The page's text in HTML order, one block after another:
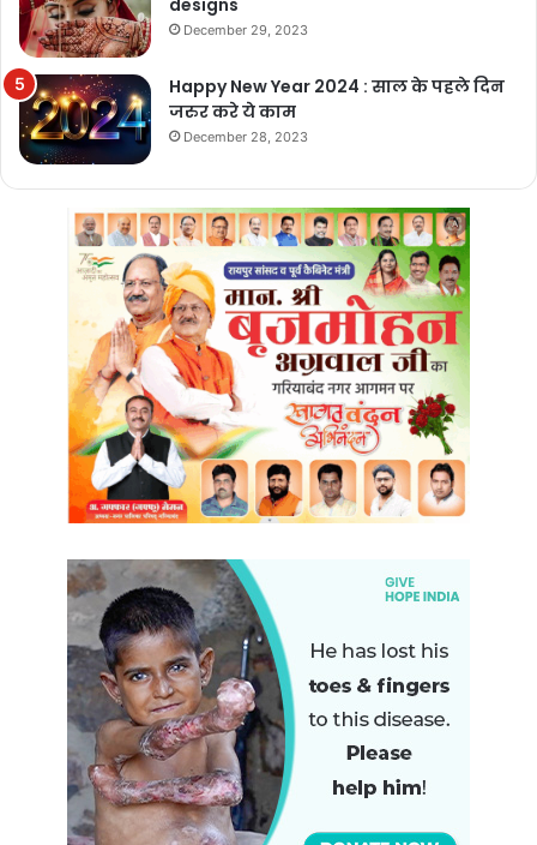
December 29, 2023
Happy New Year 2024 : साल के पहले दिन
जरुर करे ये काम
December 28, 2023